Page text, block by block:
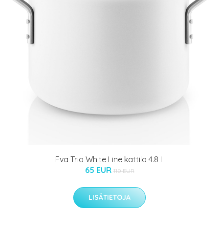
Eva Trio White Line kattila 4.8 L
65 EUR 110 EUR
LISÄTIETOJA